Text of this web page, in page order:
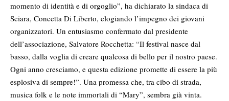
momento di identità e di orgoglio”, ha dichiarato la sindaca di
Sciara, Concetta Di Liberto, elogiando l’impegno dei giovani
organizzatori. Un entusiasmo confermato dal presidente
dell’associazione, Salvatore Rocchetta: “Il festival nasce dal
basso, dalla voglia di creare qualcosa di bello per il nostro paese.
Ogni anno cresciamo, e questa edizione promette di essere la più
esplosiva di sempre!”. Una promessa che, tra cibo di strada,
musica folk e le note immortali di “Mary”, sembra già vinta.